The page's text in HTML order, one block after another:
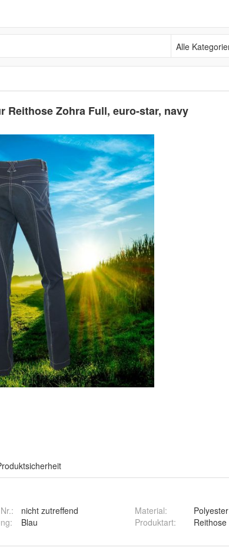
Alle Kategorien
Reithose Zohra Full, euro-star, navy
nicht zutreffend
: Blau
Material:
Polyester
Produktart: Reithose